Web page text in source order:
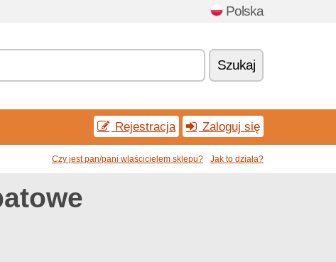
Polska
Szukaj
Rejestracja Zaloguj się
Czy jest pan/pani wlaścicielem sklepu? Jak to działa?